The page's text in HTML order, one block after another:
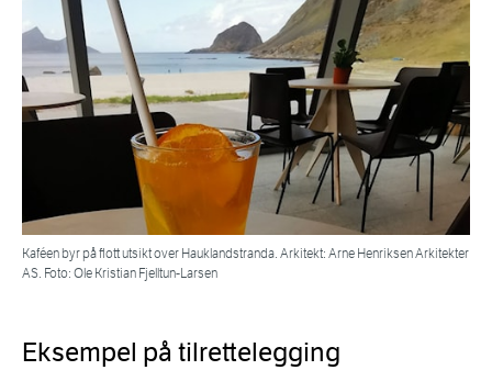
Kaféen byr på flott utsikt over Hauklandstranda. Arkitekt: Arne Henriksen Arkitekter
AS. Foto: Ole Kristian Fjelltun-Larsen
Eksempel på tilrettelegging